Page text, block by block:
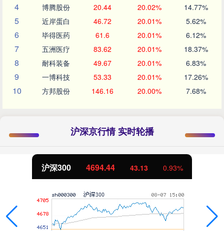
4 博腾股份 20.44 20.02% 14.77%
5 近岸蛋白 46.72 20.01% 5.62%
6 毕得医药 61.6 20.01% 6.12%
7 五洲医疗 83.62 20.01% 18.37%
8 耐科装备 49.67 20.01% 6.83%
9 一博科技 53.33 20.01% 17.26%
10 方邦股份 146.16 20.00% 7.68%
沪深京行情 实时轮播
沪深300 4694.44 43.13 0.93%